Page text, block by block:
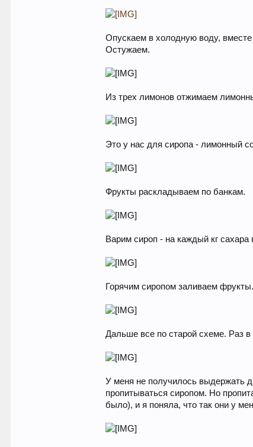
Опускаем в холодную воду,
Остужаем.
Из трех лимонов отжимаем
Это у нас для сиропа - лимонный
Фрукты раскладываем по банкам.
Варим сироп - на каждый кг
Горячим сиропом заливаем фрукты.
Дальше все по старой схеме. Раз
У меня не получилось выдержать
пропитываться сиропом. Но
было), и я поняла, что так они у